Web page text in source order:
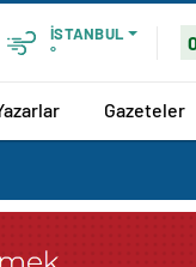
İSTANBUL
°
Gazeteler